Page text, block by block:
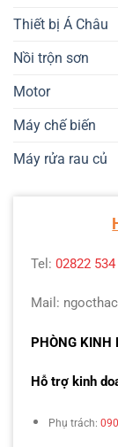
Thiết bị Á Châu
Nồi trộn sơn
Motor
Máy chế biến
Máy rửa rau củ
Tel: 02822
Mail:
PHÒNG KINH
Hỗ trợ kinh
Phụ trách: